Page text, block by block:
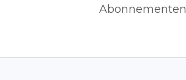
Abonnementen